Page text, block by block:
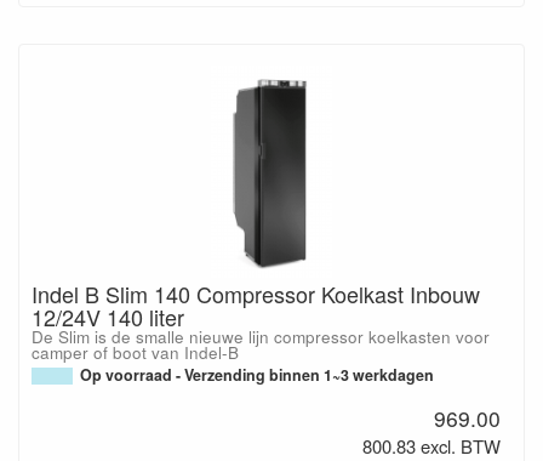
Indel B Slim 140 Compressor Koelkast Inbouw
12/24V 140 liter
De Slim is de smalle nieuwe lijn compressor koelkasten voor
camper of boot van Indel-B
Op voorraad - Verzending binnen 1~3 werkdagen
969.00
800.83 excl. BTW